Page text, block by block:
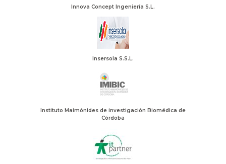
Innova Concept Ingeniería S.L.
Insersola S.S.L.
Instituto Maimónides de investigación Biomédica de
Córdoba